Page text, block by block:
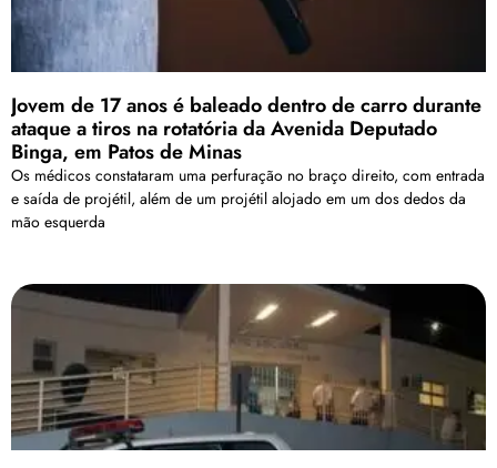
Jovem de 17 anos é baleado dentro de carro durante
ataque a tiros na rotatória da Avenida Deputado
Binga, em Patos de Minas
Os médicos constataram uma perfuração no braço direito, com entrada
e saída de projétil, além de um projétil alojado em um dos dedos da
mão esquerda